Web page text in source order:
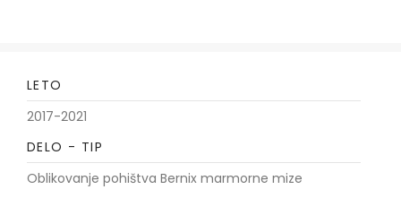
LETO
2017-2021
DELO - TIP
Oblikovanje pohištva Bernix marmorne mize